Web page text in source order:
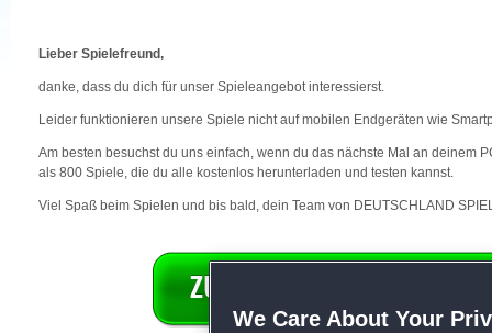
Lieber Spielefreund,
danke, dass du dich für unser Spieleangebot interessierst.
Leider funktionieren unsere Spiele nicht auf mobilen Endgeräten wie
Am besten besuchst du uns einfach, wenn du das nächste Mal an deinem
als 800 Spiele, die du alle kostenlos herunterladen und testen kannst.
Viel Spaß beim Spielen und bis bald, dein Team von DEUTSCHLAND
We Care About Your